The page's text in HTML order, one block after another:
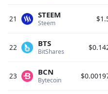
21 Steem
STEEM
22 BitShares
BTS
23 Bytecoin
BCN